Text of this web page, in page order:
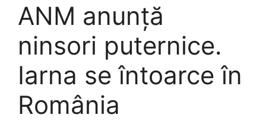
ANM anunță
ninsori puternice.
Iarna se întoarce în
România